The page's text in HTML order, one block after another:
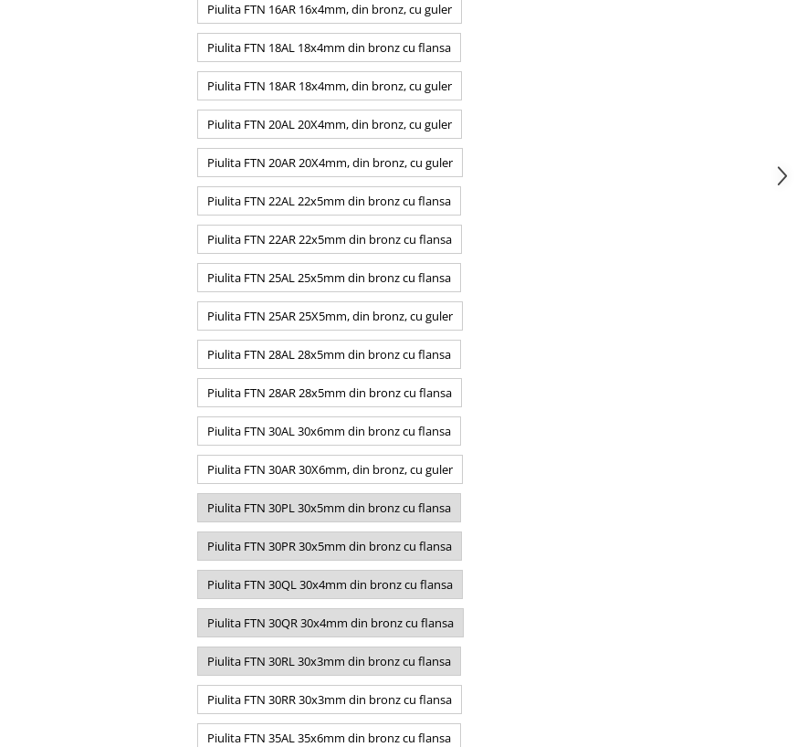
Piulita FTN 16AR 16x4mm, din bronz, cu guler
Piulita FTN 18AL 18x4mm din bronz cu flansa
Piulita FTN 18AR 18x4mm, din bronz, cu guler
Piulita FTN 20AL 20X4mm, din bronz, cu guler
Piulita FTN 20AR 20X4mm, din bronz, cu guler
Piulita FTN 22AL 22x5mm din bronz cu flansa
Piulita FTN 22AR 22x5mm din bronz cu flansa
Piulita FTN 25AL 25x5mm din bronz cu flansa
Piulita FTN 25AR 25X5mm, din bronz, cu guler
Piulita FTN 28AL 28x5mm din bronz cu flansa
Piulita FTN 28AR 28x5mm din bronz cu flansa
Piulita FTN 30AL 30x6mm din bronz cu flansa
Piulita FTN 30AR 30X6mm, din bronz, cu guler
Piulita FTN 30PL 30x5mm din bronz cu flansa
Piulita FTN 30PR 30x5mm din bronz cu flansa
Piulita FTN 30QL 30x4mm din bronz cu flansa
Piulita FTN 30QR 30x4mm din bronz cu flansa
Piulita FTN 30RL 30x3mm din bronz cu flansa
Piulita FTN 30RR 30x3mm din bronz cu flansa
Piulita FTN 35AL 35x6mm din bronz cu flansa